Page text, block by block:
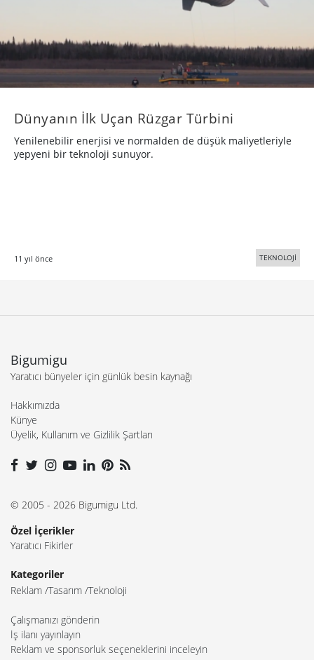
Dünyanın İlk Uçan Rüzgar Türbini
Yenilenebilir enerjisi ve normalden de düşük maliyetleriyle
yepyeni bir teknoloji sunuyor.
11 yıl önce TEKNOLOJİ
Bigumigu
Yaratıcı bünyeler için günlük besin kaynağı
Hakkımızda
Künye
Üyelik, Kullanım ve Gizlilik Şartları
© 2005 - 2026 Bigumigu Ltd.
Özel İçerikler
Yaratıcı Fikirler
Kategoriler
Reklam Tasarım Teknoloji
Çalışmanızı gönderin
İş ilanı yayınlayın
Reklam ve sponsorluk seçeneklerini inceleyin